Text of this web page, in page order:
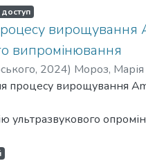
вирощування
випромінювання
, 2024) Мороз, Марія
процесу вирощування
ультразвукового
у біореакторі.